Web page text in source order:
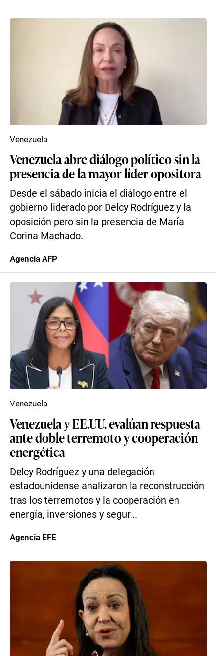
Venezuela abre diálogo político sin la
presencia de la mayor líder opositora
Desde el sábado inicia el diálogo entre el
gobierno liderado por Delcy Rodríguez y la
oposición pero sin la presencia de María
Corina Machado.
Venezuela
Agencia AFP
Venezuela y EE.UU. evalúan respuesta
ante doble terremoto y cooperación
energética
Delcy Rodríguez y una delegación
estadounidense analizaron la reconstrucción
tras los terremotos y la cooperación en
energía, inversiones y segur...
Venezuela
Agencia EFE